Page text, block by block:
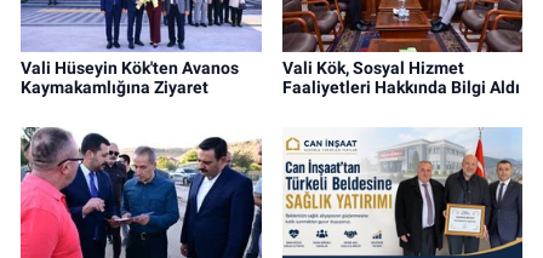
Vali Hüseyin Kök'ten Avanos
Kaymakamlığına Ziyaret
Vali Kök, Sosyal Hizmet
Faaliyetleri Hakkında Bilgi Aldı